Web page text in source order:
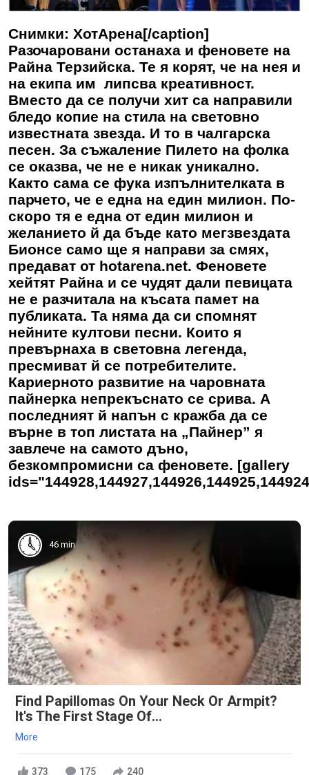
Снимки: ХотАрена[/caption]
Разочаровани останаха и феновете на
Райна Терзийска. Те я корят, че на нея и
на екипа им липсва креативност.
Вместо да се получи хит са направили
бледо копие на стила на световно
известната звезда. И то в чалгарска
песен. За съжаление Пилето на фолка
се оказва, че не е никак уникално.
Както сама се фука изпълнителката в
парчето, че е една на един милион. По-
скоро тя е една от един милион и
желанието й да бъде като мегзвездата
Бионсе само ще я направи за смях,
предават от hotarena.net. Феновете
хейтят Райна и се чудят дали певицата
не е разчитала на късата памет на
публиката. Та няма да си спомнят
нейните култови песни. Които я
превърнаха в световна легенда,
пресмиват й се потребителите.
Кариерното развитие на чаровната
пайнерка непрекъснато се срива. А
последният й напън с кражба да се
върне в топ листата на „Пайнер” я
завлече на самото дъно,
безкомпромисни са феновете. [gallery
46 min
Find Papillomas On Your Neck Or Armpit?
It's The First Stage Of...
More
373 175 240